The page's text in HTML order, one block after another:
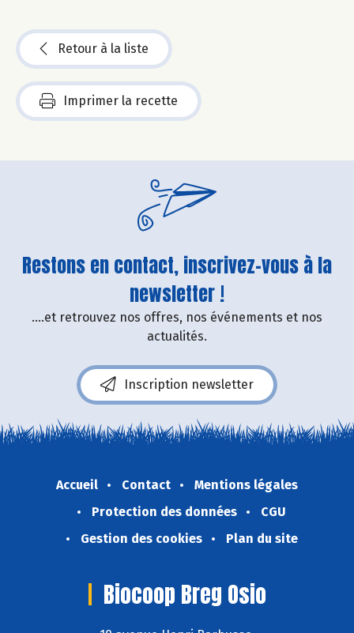
Retour à la liste
Imprimer la recette
Restons en contact, inscrivez-vous à la
newsletter !
....et retrouvez nos offres, nos événements et nos
actualités.
Inscription newsletter
Accueil Contact
Mentions légales
Protection des données
CGU
Gestion des cookies
Plan du site
Biocoop Breg Osio